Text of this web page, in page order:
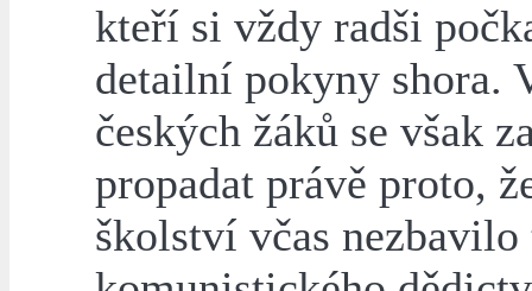
kteří si vždy radši
detailní pokyny shora.
českých žáků se však
propadat právě proto,
školství včas nezbavilo